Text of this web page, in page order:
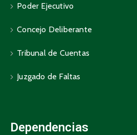
Poder Ejecutivo
Concejo Deliberante
Tribunal de Cuentas
Juzgado de Faltas
Dependencias